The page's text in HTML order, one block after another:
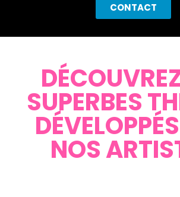
CONTACT
SUPERBES
NOS